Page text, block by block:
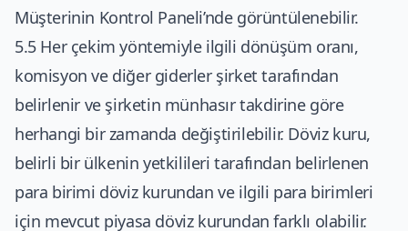
Müşterinin Kontrol Paneli’nde görüntülenebilir.
5.5 Her çekim yöntemiyle ilgili dönüşüm oranı,
komisyon ve diğer giderler şirket tarafından
belirlenir ve şirketin münhasır takdirine göre
herhangi bir zamanda değiştirilebilir. Döviz kuru,
belirli bir ülkenin yetkilileri tarafından belirlenen
para birimi döviz kurundan ve ilgili para birimleri
için mevcut piyasa döviz kurundan farklı olabilir.